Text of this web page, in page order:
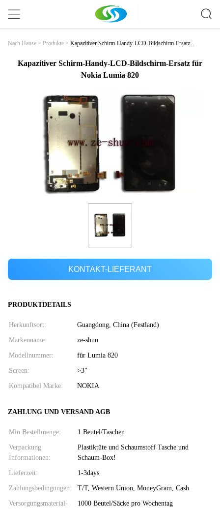
Nach Hause > Produkte > Kapazitiver Schirm-Handy-LCD-Bildschirm-Ersatz F
Kapazitiver Schirm-Handy-LCD-Bildschirm-Ersatz für
Nokia Lumia 820
KONTAKT-LIEFERANT
PRODUKTDETAILS
Herkunftsort: Guangdong, China (Festland)
Markenname: ze-shun
Modellnummer: für Lumia 820
Screen: >3"
Kompatibel Marke: NOKIA
ZAHLUNG UND VERSAND AGB
Min Bestellmenge: 1 Beutel/Taschen
Verpackung
Informationen:
Plastiktüte und Schaumstoff Tasche und
Schaum-Box!
Lieferzeit: 1-3days
Zahlungsbedingungen: T/T, Western Union, MoneyGram, Cash
Versorgungsmaterial-
1000 Beutel/Säcke pro Wochentag